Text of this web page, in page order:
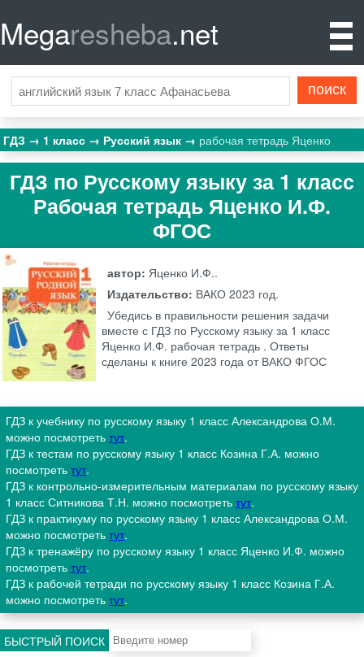
Megaresheba.net
ГДЗ 1 класс Русский язык рабочая тетрадь Яценко
ГДЗ по Русскому языку за 1 класс
Рабочая тетрадь Яценко И.Ф.
ФГОС
автор: Яценко И.Ф..
Издательство: ВАКО 2023 год.
Убедись в правильности решения задачи
вместе с ГДЗ по Русскому языку за 1 класс
Яценко И.Ф. рабочая тетрадь . Ответы
сделаны к книге 2023 года от ВАКО ФГОС
ГДЗ к учебнику по русскому языку 1 класс Александрова О.М.
можно посмотреть тут.
ГДЗ к тестам по русскому языку 1 класс Козина Г.А. можно
посмотреть тут.
ГДЗ к контрольно-измерительным материалам по русскому языку
1 класс Ситникова Т.Н. можно посмотреть тут.
ГДЗ к практикуму по русскому языку 1 класс Александрова О.М.
можно посмотреть тут.
ГДЗ к тренажёру по русскому языку 1 класс Яценко И.Ф. можно
посмотреть тут.
ГДЗ к рабочей тетради по русскому языку 1 класс Козина Г.А.
можно посмотреть тут.
БЫСТРЫЙ ПОИСК